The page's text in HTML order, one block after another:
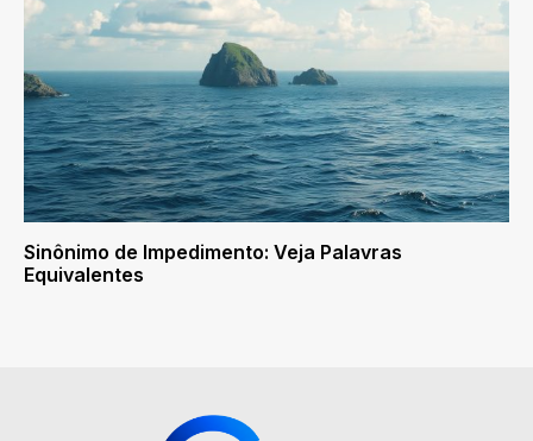
Sinônimo de Impedimento: Veja Palavras
Equivalentes